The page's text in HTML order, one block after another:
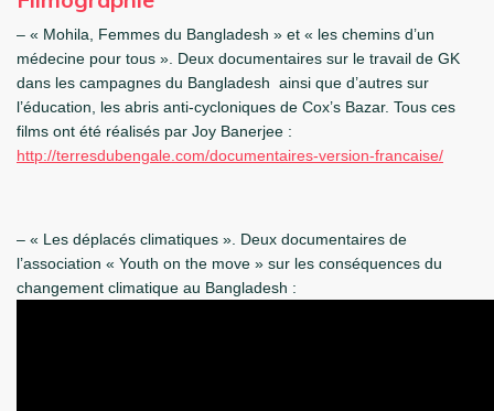
– « Mohila, Femmes du Bangladesh » et « les chemins d’un
médecine pour tous ». Deux documentaires sur le travail de GK
dans les campagnes du Bangladesh ainsi que d’autres sur
l’éducation, les abris anti-cycloniques de Cox’s Bazar. Tous ces
films ont été réalisés par Joy Banerjee :
http://terresdubengale.com/documentaires-version-francaise/
– « Les déplacés climatiques ». Deux documentaires de
l’association « Youth on the move » sur les conséquences du
changement climatique au Bangladesh :